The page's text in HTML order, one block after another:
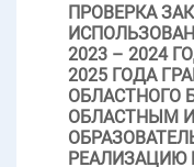
ПРОВЕРКА
2023 – 2024
2025 ГОДА
ОБЛАСТНОГО
ОБЛАСТНЫМ
РЕАЛИЗАЦИЮ